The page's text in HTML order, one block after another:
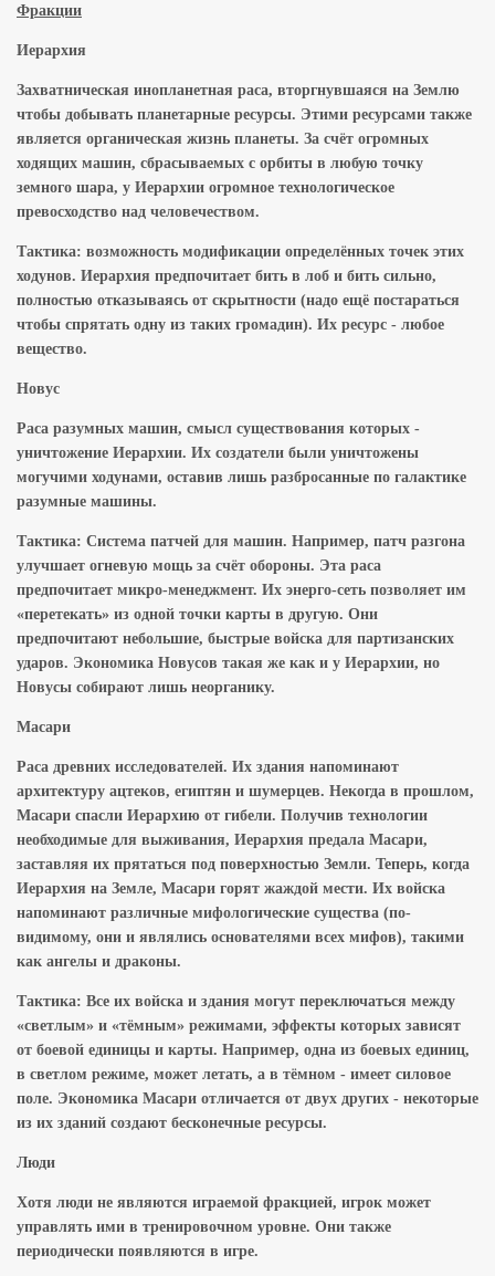
Фракции
Иерархия
Захватническая инопланетная раса, вторгнувшаяся на Землю
чтобы добывать планетарные ресурсы. Этими ресурсами также
является органическая жизнь планеты. За счёт огромных
ходящих машин, сбрасываемых с орбиты в любую точку
земного шара, у Иерархии огромное технологическое
превосходство над человечеством.
Тактика: возможность модификации определённых точек этих
ходунов. Иерархия предпочитает бить в лоб и бить сильно,
полностью отказываясь от скрытности (надо ещё постараться
чтобы спрятать одну из таких громадин). Их ресурс - любое
вещество.
Новус
Раса разумных машин, смысл существования которых -
уничтожение Иерархии. Их создатели были уничтожены
могучими ходунами, оставив лишь разбросанные по галактике
разумные машины.
Тактика: Система патчей для машин. Например, патч разгона
улучшает огневую мощь за счёт обороны. Эта раса
предпочитает микро-менеджмент. Их энерго-сеть позволяет им
«перетекать» из одной точки карты в другую. Они
предпочитают небольшие, быстрые войска для партизанских
ударов. Экономика Новусов такая же как и у Иерархии, но
Новусы собирают лишь неорганику.
Масари
Раса древних исследователей. Их здания напоминают
архитектуру ацтеков, египтян и шумерцев. Некогда в прошлом,
Масари спасли Иерархию от гибели. Получив технологии
необходимые для выживания, Иерархия предала Масари,
заставляя их прятаться под поверхностью Земли. Теперь, когда
Иерархия на Земле, Масари горят жаждой мести. Их войска
напоминают различные мифологические существа (по-
видимому, они и являлись основателями всех мифов), такими
как ангелы и драконы.
Тактика: Все их войска и здания могут переключаться между
«светлым» и «тёмным» режимами, эффекты которых зависят
от боевой единицы и карты. Например, одна из боевых единиц,
в светлом режиме, может летать, а в тёмном - имеет силовое
поле. Экономика Масари отличается от двух других - некоторые
из их зданий создают бесконечные ресурсы.
Люди
Хотя люди не являются играемой фракцией, игрок может
управлять ими в тренировочном уровне. Они также
периодически появляются в игре.